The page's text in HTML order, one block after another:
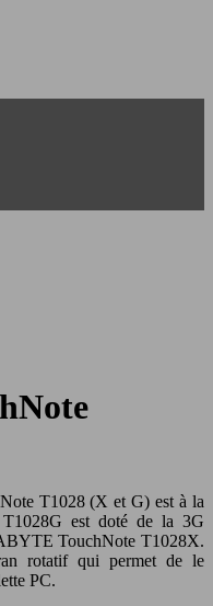
T1028 (X et G) est à la
est doté de la 3G
TouchNote T1028X.
rotatif qui permet de le
PC.